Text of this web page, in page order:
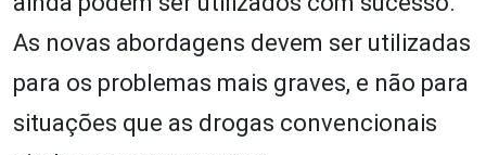
As novas abordagens devem ser utilizadas
para os problemas mais graves, e não para
situações que as drogas convencionais